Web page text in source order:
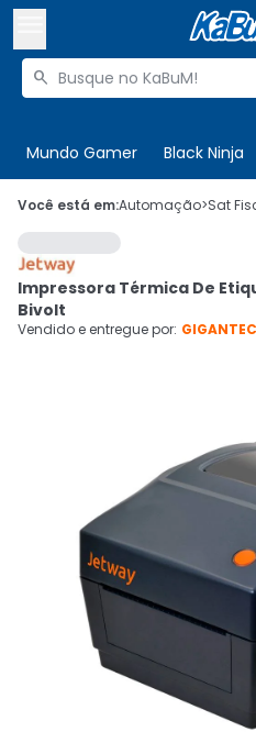
Buscar produtos

Mundo Gamer Black Ninja
 Olá. Acesse sua conta
 Departamentos
Cupons
Você está em:Automação>Sat
Impressora Térmica De
Bivolt
Vendido e entregue por: GIGANTEC